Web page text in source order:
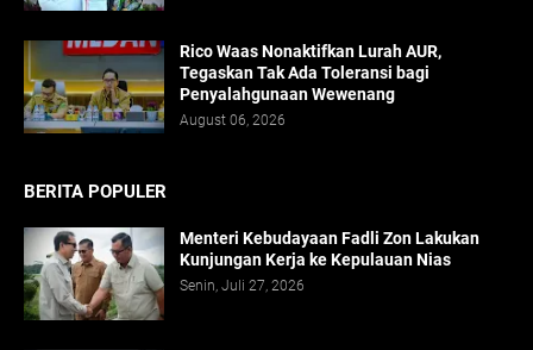
Rico Waas Nonaktifkan Lurah AUR,
Tegaskan Tak Ada Toleransi bagi
Penyalahgunaan Wewenang
August 06, 2026
BERITA POPULER
Menteri Kebudayaan Fadli Zon Lakukan
Kunjungan Kerja ke Kepulauan Nias
Senin, Juli 27, 2026